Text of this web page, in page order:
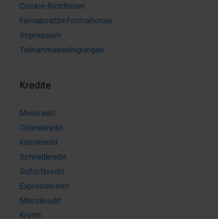
Cookie-Richtlinien
Fernabsatzinformationen
Impressum
Teilnahmebedingungen
Kredite
Minikredit
Onlinekredit
Kleinkredit
Schnellkredit
Sofortkredit
Expresskredit
Mikrokredit
Kredit